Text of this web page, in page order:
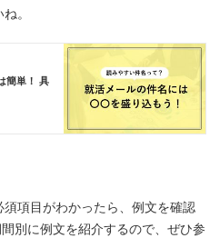
。
簡単！ 具
項目がわかったら、例文を確認
別に例文を紹介するので、ぜひ参